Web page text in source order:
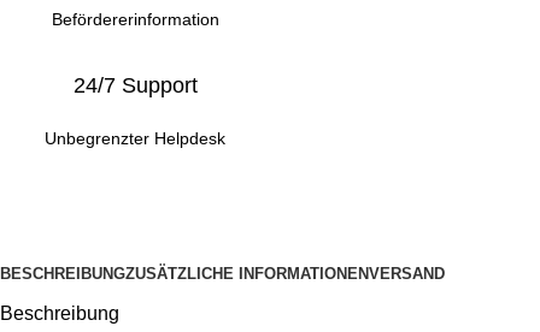
Befördererinformation
24/7 Support
Unbegrenzter Helpdesk
BESCHREIBUNGZUSÄTZLICHE INFORMATIONENVERSAND
Beschreibung